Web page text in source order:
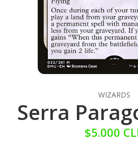
WIZARDS
Serra
$5.000